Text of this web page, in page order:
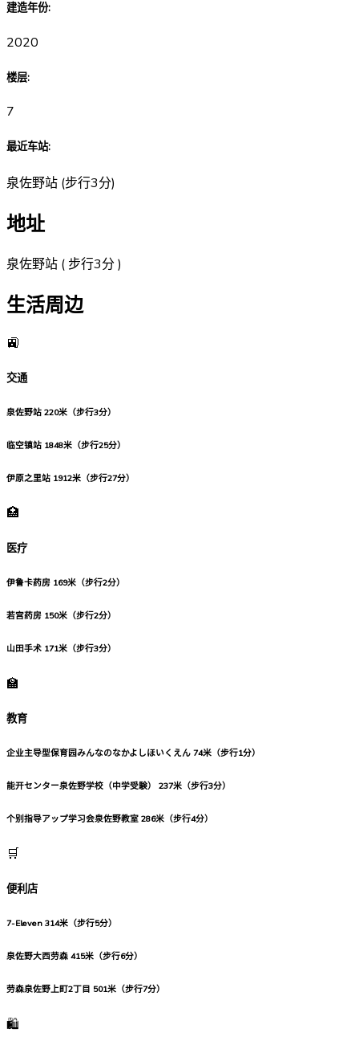
建造年份:
2020
楼层:
7
最近车站:
泉佐野站 (步行3分)
地址
泉佐野站 ( 步行3分 )
生活周边
🚉
交通
泉佐野站 220米（步行3分）
临空镇站 1848米（步行25分）
伊原之里站 1912米（步行27分）
🏥
医疗
伊鲁卡药房 169米（步行2分）
若宫药房 150米（步行2分）
山田手术 171米（步行3分）
🏫
教育
企业主导型保育园みんなのなかよしほいくえん 74米（步行1分）
能开センター泉佐野学校（中学受験） 237米（步行3分）
个别指导アップ学习会泉佐野教室 286米（步行4分）
🛒
便利店
7-Eleven 314米（步行5分）
泉佐野大西劳森 415米（步行6分）
劳森泉佐野上町2丁目 501米（步行7分）
🛍️